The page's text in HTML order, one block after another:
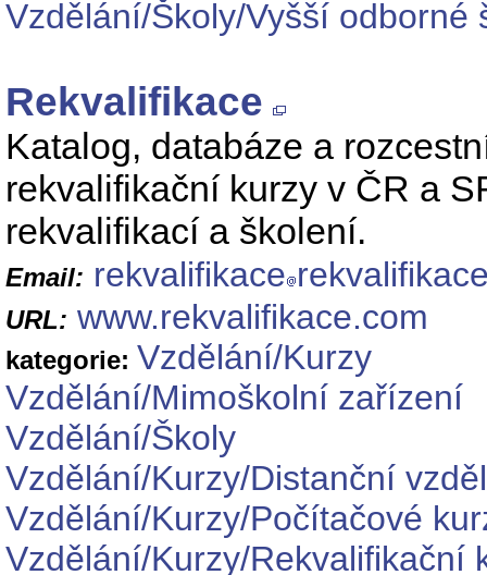
Vzdělání/Školy/Vyšší odborné
Rekvalifikace
Katalog, databáze a
rekvalifikační kurzy v ČR a
rekvalifikací a školení.
Email: rekvalifikace
URL: www.rekvalifikace.com
kategorie: Vzdělání/Kurzy
Vzdělání/Mimoškolní zařízení
Vzdělání/Školy
Vzdělání/Kurzy/Distanční
Vzdělání/Kurzy/Počítačové
Vzdělání/Kurzy/Rekvalifikační